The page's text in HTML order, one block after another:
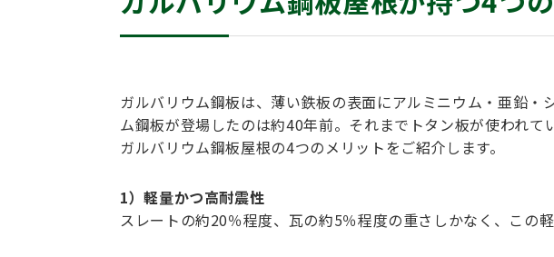
ガルバリウム鋼板は、薄い鉄板の表面にアルミニウム・亜鉛・
ム鋼板が登場したのは約40年前。それまでトタン板が使われて
ガルバリウム鋼板屋根の4つのメリットをご紹介します。
1）軽量かつ高耐震性
スレートの約20％程度、瓦の約5％程度の重さしかなく、この軽